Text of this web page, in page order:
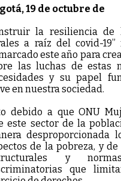
19 de octubre de
la resiliencia de
a raíz del covid-
este año para
las luchas de estas
y su papel
en nuestra sociedad.
debido a que ONU
este sector de la
desproporcionada
de la pobreza, y
y
que